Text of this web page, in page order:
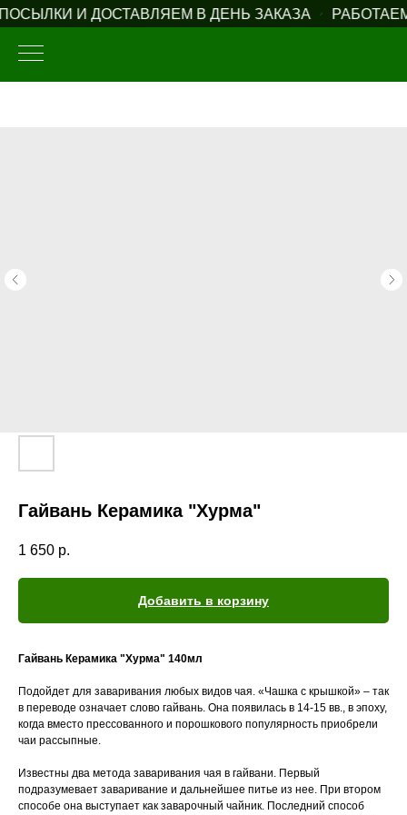
И ДОСТАВЛЯЕМ В ДЕНЬ ЗАКАЗА
Гайвань Керамика "Хурма"
1 650 р.
Добавить в корзину
Гайвань Керамика "Хурма" 140мл
Подойдет для заваривания любых видов чая. «Чашка с крышкой» – так
в переводе означает слово гайвань. Она появилась в 14-15 вв., в эпоху,
когда вместо прессованного и порошкового популярность приобрели
чаи рассыпные.
Известны два метода заваривания чая в гайвани. Первый
подразумевает заваривание и дальнейшее питье из нее. При втором
способе она выступает как заварочный чайник. Последний способ